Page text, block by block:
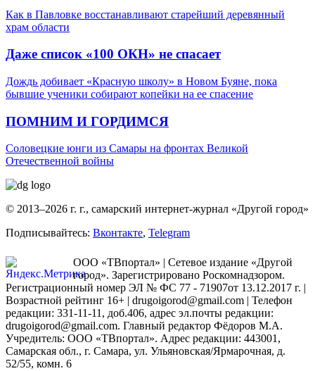
Как в Павловке восстанавливают старейший деревянный
храм области
Даже список «100 ОКН» не спасает
Дождь добивает «Красную школу» в Новом Буяне, пока
бывшие ученики собирают копейки на ее спасение
ПОМНИМ И ГОРДИМСЯ
Соловецкие юнги из Самары на фронтах Великой
Отечественной войны
© 2013–2026 г. г., самарский интернет-журнал «Другой город»
Подписывайтесь: Вконтакте, Telegram
ООО «ТВпортал» | Сетевое издание «Другой
город». Зарегистрировано Роскомнадзором.
Регистрационный номер ЭЛ № ФС 77 - 71907от 13.12.2017 г. |
Возрастной рейтинг 16+ | drugoigorod@gmail.com | Телефон
редакции: 331-11-11, доб.406, адрес эл.почты редакции:
drugoigorod@gmail.com. Главный редактор Фёдоров М.А.
Учредитель: ООО «ТВпортал». Адрес редакции: 443001,
Самарская обл., г. Самара, ул. Ульяновская/Ярмарочная, д.
52/55, комн. 6